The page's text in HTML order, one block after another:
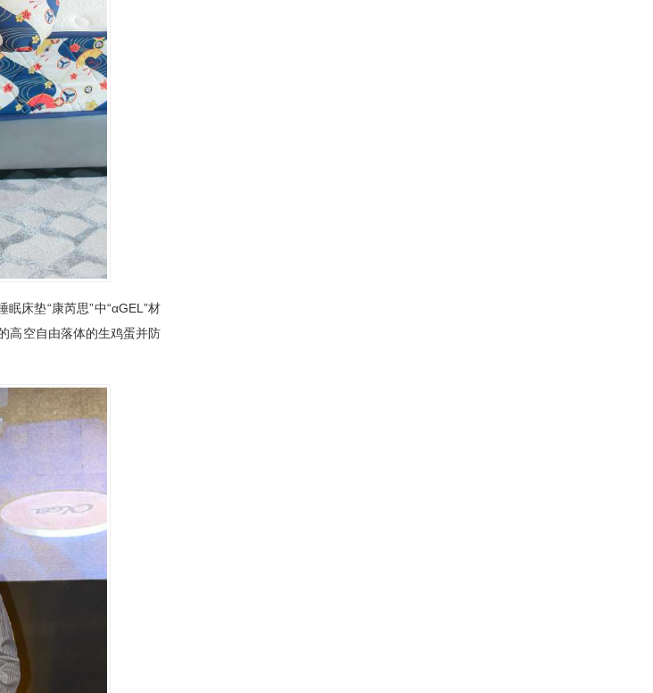
床垫“康芮思”中“αGEL”材
高空自由落体的生鸡蛋并防